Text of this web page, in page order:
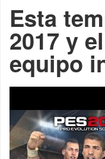
Esta
2017 y
equipo